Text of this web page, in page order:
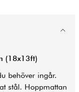
(18x13ft)
behöver ingår.
stål. Hoppmattan